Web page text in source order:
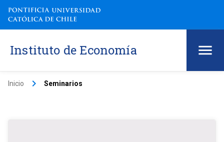
Instituto de Economía
Inicio keyboard_arrow_right Seminarios